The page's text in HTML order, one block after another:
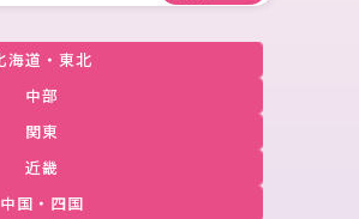
海道・東北
中部
関東
近畿
中国・四国